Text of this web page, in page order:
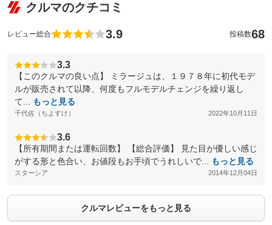
クルマのクチコミ
レビュー総合 3.9 投稿数68
3.3
【このクルマの良い点】 ミラージュは、１９７８年に初代モデ
ルが販売されて以降、何度もフルモデルチェンジを繰り返し
て...
もっと見る
千代佐（ちよすけ） 2022年10月11日
3.6
【所有期間または運転回数】 【総合評価】 見た目が優しい感じ
がする形と色合い、お値段もお手頃でうれしいで...
もっと見る
スターシア 2014年12月04日
クルマレビューをもっと見る